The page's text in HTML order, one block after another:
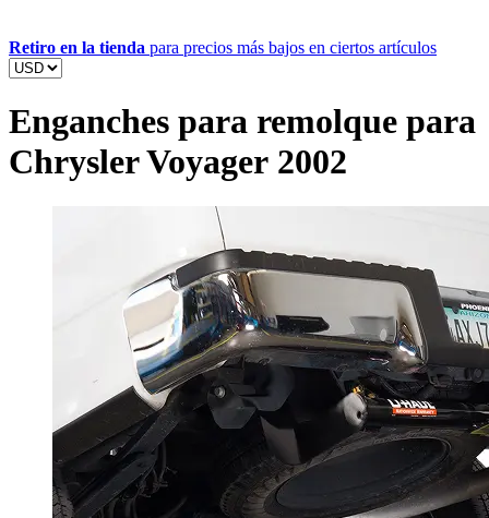
Retiro en la tienda para precios más bajos en ciertos artículos
Enganches para remolque para
Chrysler Voyager 2002